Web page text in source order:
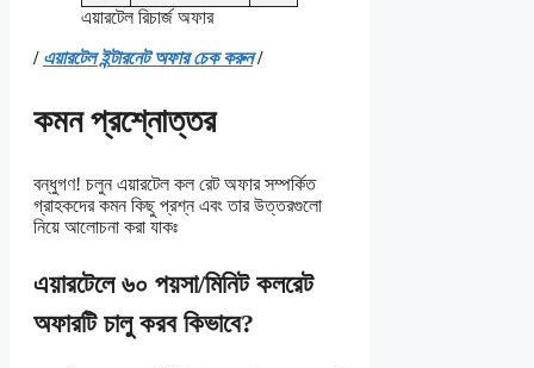
এয়ারটেল রিচার্জ অফার
/ এয়ারটেল ইন্টারনেট অফার চেক করুন/
কমন প্রশ্নোত্তর
বন্ধুগণ! চলুন এয়ারটেল কল রেট অফার সম্পর্কিত
গ্রাহকদের কমন কিছু প্রশ্ন এবং তার উত্তরগুলো
নিয়ে আলোচনা করা যাকঃ
এয়ারটেলে ৬০ পয়সা/মিনিট কলরেট
অফারটি চালু করব কিভাবে?